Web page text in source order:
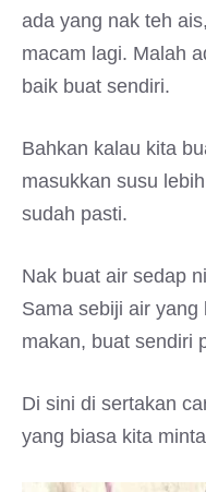
ada yang nak teh
macam lagi. Malah
baik buat sendiri.
Bahkan kalau kita
masukkan susu
sudah pasti.
Nak buat air sedap
Sama sebiji air
makan, buat sendiri
Di sini di sertakan
yang biasa kita